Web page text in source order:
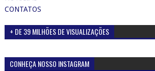
CONTATOS
+ DE 39 MILHÕES DE VISUALIZAÇÕES
CONHEÇA NOSSO INSTAGRAM